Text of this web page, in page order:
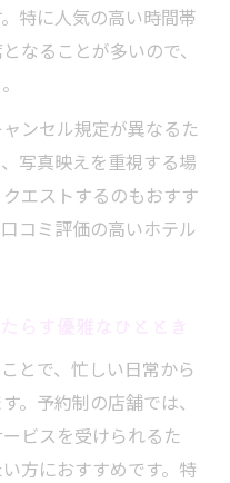
ー予約なしで楽しむ
約不要の人気スタイ
ィーで特別感を堪能
ティー予約の楽しみ
ィー予約で季節感を
ンティー予約術まと
特に人気の高い時間帯
なることが多いので、
ンセル規定が異なるた
写真映えを重視する場
エストするのもおすす
コミ評価の高いホテル
とで、忙しい日常から
。予約制の店舗では、
ビスを受けられるた
方におすすめです。特